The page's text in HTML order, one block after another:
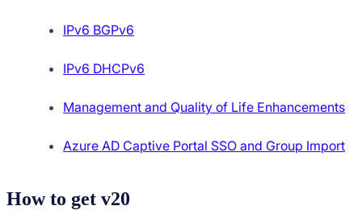
IPv6 BGPv6
IPv6 DHCPv6
Management and Quality of Life Enhancements
Azure AD Captive Portal SSO and Group Import
How to get v20